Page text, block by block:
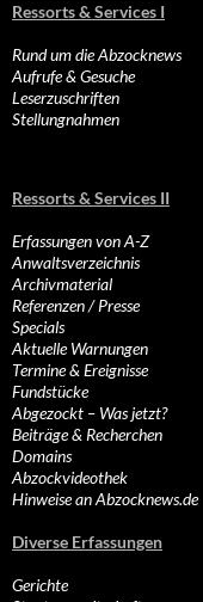
Ressorts & Services I
Rund um die Abzocknews
Aufrufe & Gesuche
Leserzuschriften
Stellungnahmen
Ressorts & Services II
Erfassungen von A-Z
Anwaltsverzeichnis
Archivmaterial
Referenzen / Presse
Specials
Aktuelle Warnungen
Termine & Ereignisse
Fundstücke
Abgezockt – Was jetzt?
Beiträge & Recherchen
Domains
Abzockvideothek
Hinweise an Abzocknews.de
Diverse Erfassungen
Gerichte